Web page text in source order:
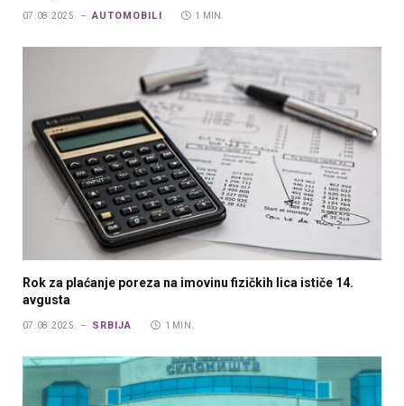
07.08.2025. AUTOMOBILI 1 MIN.
Rok za plaćanje poreza na imovinu fizičkih lica ističe 14.
avgusta
07.08.2025. SRBIJA 1 MIN.